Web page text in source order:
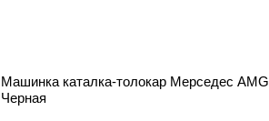
Машинка каталка-толокар Мерседес AMG
Черная